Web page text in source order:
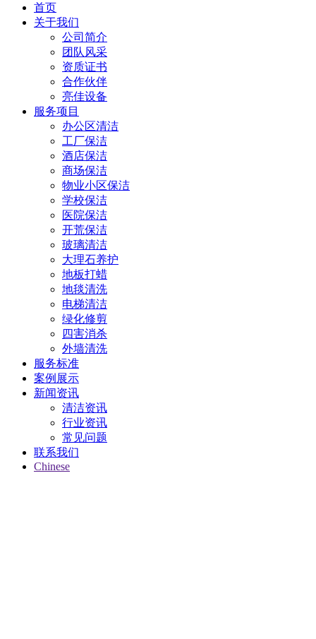
首页
关于我们
公司简介
团队风采
资质证书
合作伙伴
亮佳设备
服务项目
办公区清洁
工厂保洁
酒店保洁
商场保洁
物业小区保洁
学校保洁
医院保洁
开荒保洁
玻璃清洁
大理石养护
地板打蜡
地毯清洗
电梯清洁
绿化修剪
四害消杀
外墙清洗
服务标准
案例展示
新闻资讯
清洁资讯
行业资讯
常见问题
联系我们
Chinese